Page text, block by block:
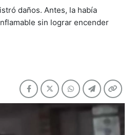
daños. Antes, la había
sin lograr encender